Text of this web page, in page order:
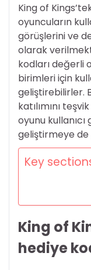
King of
oyuncuların
görüşlerini ve
olarak
kodları değerli
birimleri için
geliştirebilirler.
katılımını
oyunu
geliştirmeye de
Key
King of
hediye